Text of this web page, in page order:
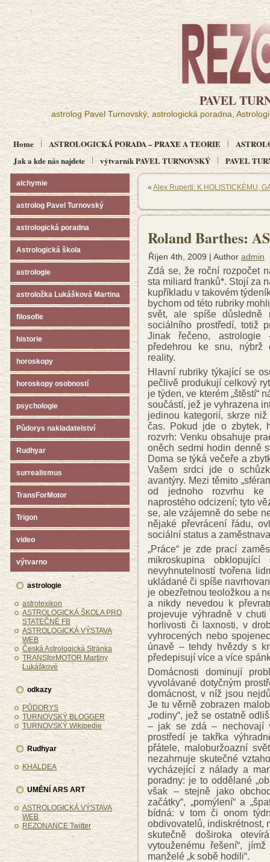
PAVEL
astrolog Pavel Turnovský, astrologická poradna,
Home ASTROLOGICKÁ PORADA – PRAXE A TEORIE
Jak a kde nás najdete
výtvarník PAVEL TURNOVSKÝ PAVEL
alchymie
astrolog Pavel Turnovský
astrologická poradna
Astrologická škola
astrologie
astroložka Lukášková Martina
filosofie
historie
horoskopy
horoskopy osobností
psychologie
Půdorys nakladatelství
Rudhyar
surrealismus
TransForMotor
Trigon
video
výtvarno
astrologie
astrolexikon
ASTROLOGICKÁ ŠKOLA PRO
STATEČNÉ FB
ASTROLOGICKÁ VÝSTAVA
WEB
Česká Astrologická Stránka
TRANSforMOTOR Martiny
Lukáškové
odkazy
PŮDORYS
TURNOVSKÝ BLOGGER
TURNOVSKÝ Wikipedie
Rudhyar
KHALDEA
UMĚNÍ ARS ART
ASTROLOGICKÁ VÝSTAVA
WEB
REZONANCE Twitter
« Alex Ruperti: K HOLISTICKÉMU,
Roland Barthes:
Říjen 4th, 2009 | Author admin
Zdá se, že roční rozpočet
sta miliard franků*. Stojí za
kupříkladu v takovém
bychom od této rubriky
svět, ale spíše důsledně
sociálního prostředí, totiž
Jinak řečeno,
předehrou ke snu, nýbrž
reality.
Hlavní rubriky týkající se
pečlivě produkují celkový
je týden, ve kterém „štěstí“
součástí, jež je vyhrazena
jedinou kategorií, skrze
čas. Pokud jde o zbytek,
rozvrh: Venku obsahuje
oněch sedmi hodin denně
Doma se týká večeře a
Vašem srdci jde o
avantýry. Mezi těmito
od jednoho rozvrhu ke
naprostého odcizení; tyto
se, ale vzájemně do sebe
nějaké převrácení řádu,
sociální status a
„Práce“ je zde prací
mikroskupina
nevyhnutelností tvořena
ukládané či spíše
je obezřetnou teoložkou a
a nikdy nevedou k
projevuje výhradně v
horlivosti či laxnosti, v
vyhrocených nebo
únavě – tehdy hvězdy s
předepisují více a více
Domácnosti dominují
vyvolávané dotyčným
domácnost, v níž jsou
Je tu věrně zobrazen
„rodiny“, jež se ostatně
– jak se zdá – nechovají
prostředí je takřka
přátele, maloburžoazní
nezahrnuje skutečné
vycházející z nálady a
poradny: je to oddělané
však – stejně jako
začátky“, „pomýlení“ a
bídná: v tom či onom
obdivovatelů, indiskrétnost,
skutečně doširoka
vytouženému řešení“,
manželé „k sobě hodili“.